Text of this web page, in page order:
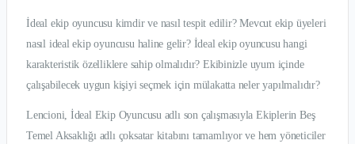
İdeal ekip oyuncusu kimdir ve nasıl tespit edilir? Mevcut ekip üyeleri
nasıl ideal ekip oyuncusu haline gelir? İdeal ekip oyuncusu hangi
karakteristik özelliklere sahip olmalıdır? Ekibinizle uyum içinde
çalışabilecek uygun kişiyi seçmek için mülakatta neler yapılmalıdır?
Lencioni, İdeal Ekip Oyuncusu adlı son çalışmasıyla Ekiplerin Beş
Temel Aksaklığı adlı çoksatar kitabını tamamlıyor ve hem yöneticiler